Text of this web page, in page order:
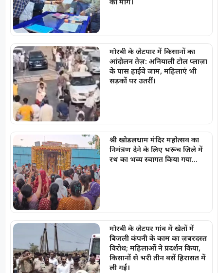
मोरबी के जेटपार में किसानों का
आंदोलन तेज़: अनियाली टोल प्लाज़ा
के पास हाईवे जाम, महिलाएं भी
सड़कों पर उतरीं।
श्री खोडलधाम मंदिर महोत्सव का
निमंत्रण देने के लिए भरूच जिले में
रथ का भव्य स्वागत किया गया…
मोरबी के जेटपर गांव में खेतों में
बिजली कंपनी के काम का ज़बरदस्त
विरोध; महिलाओं ने प्रदर्शन किया,
किसानों से भरी तीन बसें हिरासत में
ली गईं।